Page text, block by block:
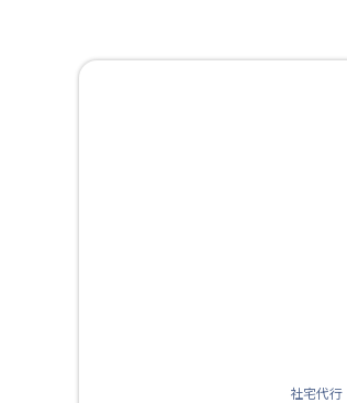
社宅代